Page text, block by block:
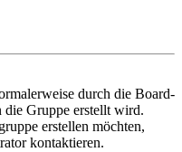
durch die Board-
Gruppe erstellt wird.
erstellen möchten,
kontaktieren.